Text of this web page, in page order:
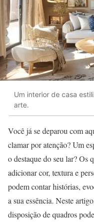
Um interior de casa
arte.
Você já se deparou com
clamar por atenção? Um
o destaque do seu lar? Os
adicionar cor, textura e
podem contar histórias,
a sua essência. Neste
disposição de quadros